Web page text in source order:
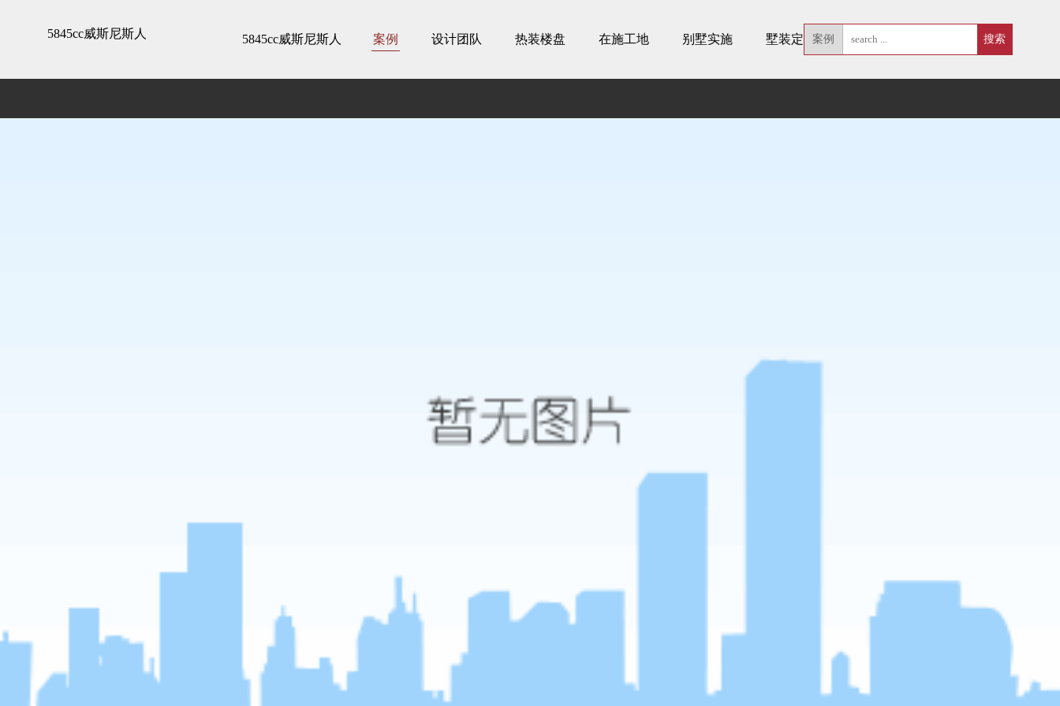
5845cc威斯尼斯人 5845cc威斯尼斯人 案例 设计团队 热装楼盘 在施工地 别墅实施 墅装定制案例